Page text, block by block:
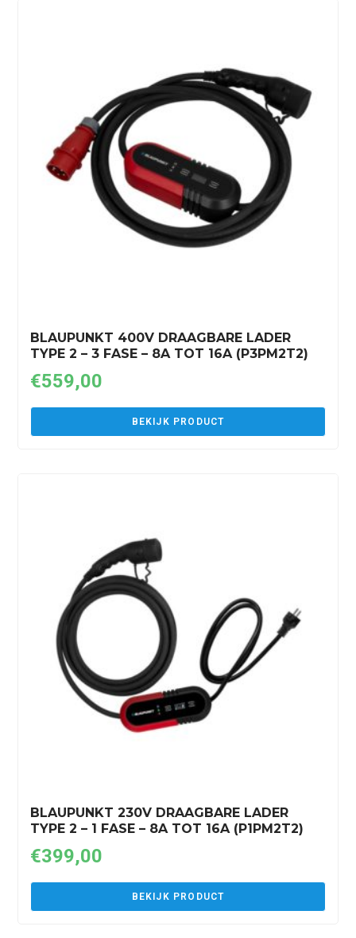
BLAUPUNKT 400V DRAAGBARE LADER
TYPE 2 – 3 FASE – 8A TOT 16A (P3PM2T2)
€559,00
BEKIJK PRODUCT
BLAUPUNKT 230V DRAAGBARE LADER
TYPE 2 – 1 FASE – 8A TOT 16A (P1PM2T2)
€399,00
BEKIJK PRODUCT